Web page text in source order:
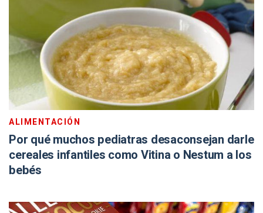
ALIMENTACIÓN
Por qué muchos pediatras desaconsejan darle
cereales infantiles como Vitina o Nestum a los
bebés